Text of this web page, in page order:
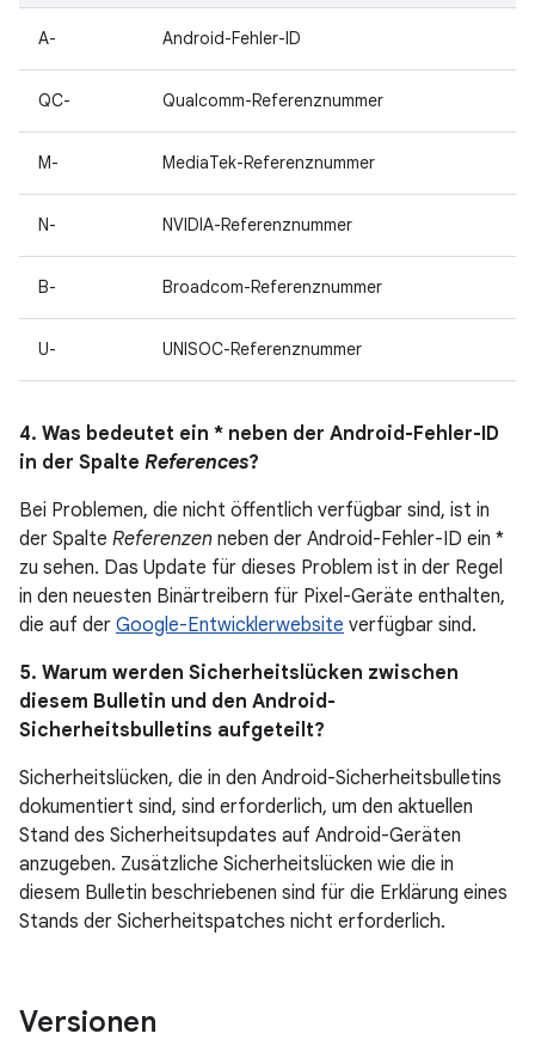
A- Android-Fehler-ID
QC- Qualcomm-Referenznummer
M- MediaTek-Referenznummer
N- NVIDIA-Referenznummer
B- Broadcom-Referenznummer
U- UNISOC-Referenznummer
4. Was bedeutet ein * neben der Android-Fehler-ID
in der Spalte References?
Bei Problemen, die nicht öffentlich verfügbar sind, ist in
der Spalte Referenzen neben der Android-Fehler-ID ein *
zu sehen. Das Update für dieses Problem ist in der Regel
in den neuesten Binärtreibern für Pixel-Geräte enthalten,
die auf der Google-Entwicklerwebsite verfügbar sind.
5. Warum werden Sicherheitslücken zwischen
diesem Bulletin und den Android-
Sicherheitsbulletins aufgeteilt?
Sicherheitslücken, die in den Android-Sicherheitsbulletins
dokumentiert sind, sind erforderlich, um den aktuellen
Stand des Sicherheitsupdates auf Android-Geräten
anzugeben. Zusätzliche Sicherheitslücken wie die in
diesem Bulletin beschriebenen sind für die Erklärung eines
Stands der Sicherheitspatches nicht erforderlich.
Versionen